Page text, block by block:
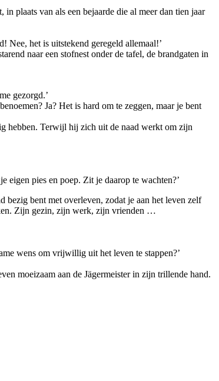
in plaats van als een bejaarde die al meer dan tien jaar
Nee, het is uitstekend geregeld allemaal!’
naar een stofnest onder de tafel, de brandgaten in
gezorgd.’
Ja? Het is hard om te zeggen, maar je bent
hebben. Terwijl hij zich uit de naad werkt om zijn
eigen pies en poep. Zit je daarop te wachten?’
bent met overleven, zodat je aan het leven zelf
Zijn gezin, zijn werk, zijn vrienden …
wens om vrijwillig uit het leven te stappen?’
moeizaam aan de Jägermeister in zijn trillende hand.